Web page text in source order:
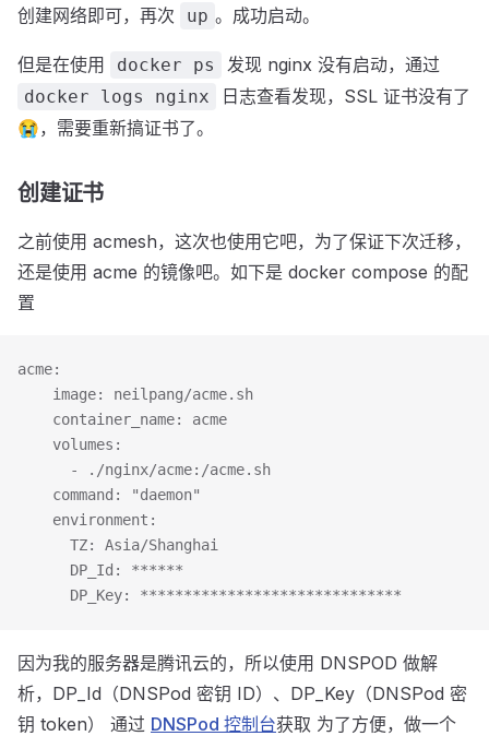
创建网络即可，再次 up 。成功启动。
但是在使用 docker ps 发现 nginx 没有启动，通过
docker logs nginx
日志查看发现，SSL 证书没有了
😭，需要重新搞证书了。
创建证书
之前使用 acmesh，这次也使用它吧，为了保证下次迁移，
还是使用 acme 的镜像吧。如下是 docker compose 的配
置
acme:
    image: neilpang/acme.sh
    container_name: acme
    volumes:
      - ./nginx/acme:/acme.sh
    command: "daemon"
    environment:
      TZ: Asia/Shanghai
      DP_Id: ******
      DP_Key: ******************************
因为我的服务器是腾讯云的，所以使用 DNSPOD 做解
析，DP_Id（DNSPod 密钥 ID）、DP_Key（DNSPod 密
钥 token） 通过 DNSPod 控制台获取 为了方便，做一个